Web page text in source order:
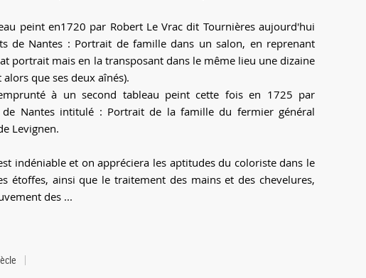
peint en1720 par Robert Le Vrac dit Tournières aujourd'hui
de Nantes : Portrait de famille dans un salon, en reprenant
portrait mais en la transposant dans le même lieu une dizaine
que ses deux aînés).
à un second tableau peint cette fois en 1725 par
de Nantes intitulé : Portrait de la famille du fermier général
Levignen.
indéniable et on appréciera les aptitudes du coloriste dans le
étoffes, ainsi que le traitement des mains et des chevelures,
des ...